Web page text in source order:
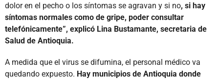
dolor en el pecho o los síntomas se agravan y si no, si hay
síntomas normales como de gripe, poder consultar
telefónicamente”, explicó Lina Bustamante, secretaria de
Salud de Antioquia.
A medida que el virus se difumina, el personal médico va
quedando expuesto. Hay municipios de Antioquia donde